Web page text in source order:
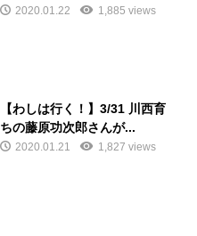
2020.01.22 1,885 views
【わしは行く！】3/31 川西育
ちの藤原功次郎さんが...
2020.01.21 1,827 views